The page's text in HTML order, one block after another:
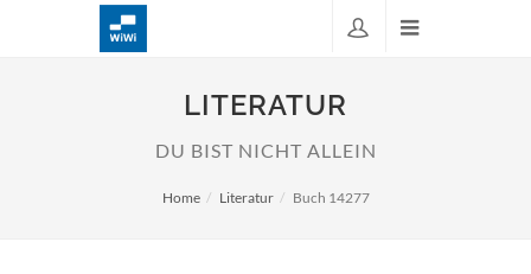
LITERATUR
DU BIST NICHT ALLEIN
Home Literatur Buch 14277